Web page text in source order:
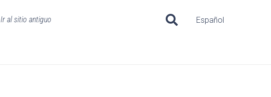
Ir al sitio antiguo Español